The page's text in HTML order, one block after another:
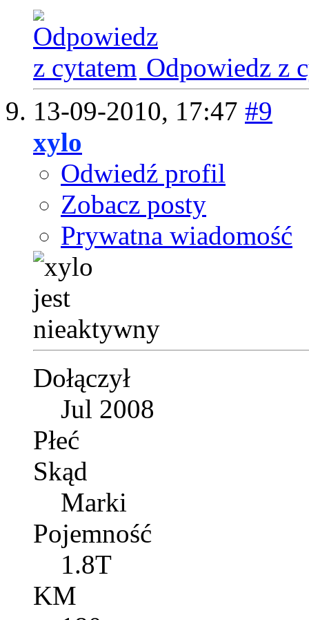
Odpowiedz z
13-09-2010, 17:47 #9
xylo
Odwiedź profil
Zobacz posty
Prywatna wiadomość
Dołączył
Jul 2008
Płeć
Skąd
Marki
Pojemność
1.8T
KM